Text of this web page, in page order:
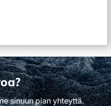
sinuun pian yhteyttä.